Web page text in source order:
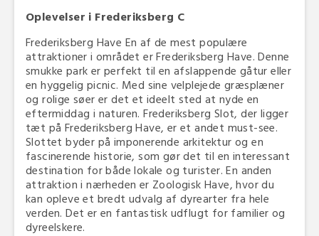
Oplevelser i Frederiksberg C
Frederiksberg Have En af de mest populære
attraktioner i området er Frederiksberg Have. Denne
smukke park er perfekt til en afslappende gåtur eller
en hyggelig picnic. Med sine velplejede græsplæner
og rolige søer er det et ideelt sted at nyde en
eftermiddag i naturen. Frederiksberg Slot, der ligger
tæt på Frederiksberg Have, er et andet must-see.
Slottet byder på imponerende arkitektur og en
fascinerende historie, som gør det til en interessant
destination for både lokale og turister. En anden
attraktion i nærheden er Zoologisk Have, hvor du
kan opleve et bredt udvalg af dyrearter fra hele
verden. Det er en fantastisk udflugt for familier og
dyreelskere.